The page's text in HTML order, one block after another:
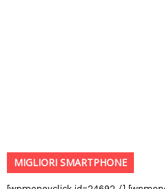
MIGLIORI SMARTPHONE